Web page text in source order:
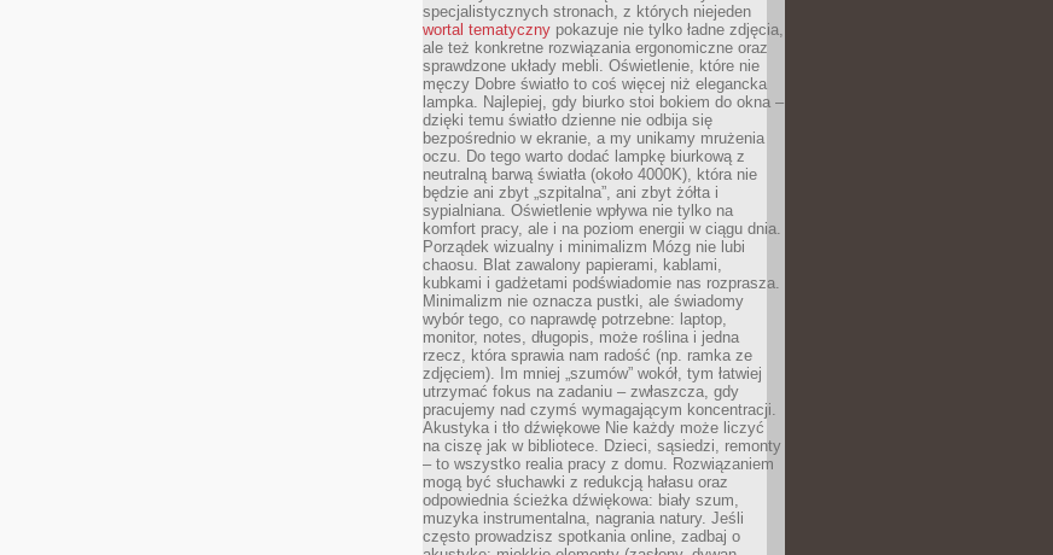
specjalistycznych stronach, z których niejeden
wortal tematyczny pokazuje nie tylko ładne zdjęcia,
ale też konkretne rozwiązania ergonomiczne oraz
sprawdzone układy mebli. Oświetlenie, które nie
męczy Dobre światło to coś więcej niż elegancka
lampka. Najlepiej, gdy biurko stoi bokiem do okna –
dzięki temu światło dzienne nie odbija się
bezpośrednio w ekranie, a my unikamy mrużenia
oczu. Do tego warto dodać lampkę biurkową z
neutralną barwą światła (około 4000K), która nie
będzie ani zbyt „szpitalna”, ani zbyt żółta i
sypialniana. Oświetlenie wpływa nie tylko na
komfort pracy, ale i na poziom energii w ciągu dnia.
Porządek wizualny i minimalizm Mózg nie lubi
chaosu. Blat zawalony papierami, kablami,
kubkami i gadżetami podświadomie nas rozprasza.
Minimalizm nie oznacza pustki, ale świadomy
wybór tego, co naprawdę potrzebne: laptop,
monitor, notes, długopis, może roślina i jedna
rzecz, która sprawia nam radość (np. ramka ze
zdjęciem). Im mniej „szumów” wokół, tym łatwiej
utrzymać fokus na zadaniu – zwłaszcza, gdy
pracujemy nad czymś wymagającym koncentracji.
Akustyka i tło dźwiękowe Nie każdy może liczyć
na ciszę jak w bibliotece. Dzieci, sąsiedzi, remonty
– to wszystko realia pracy z domu. Rozwiązaniem
mogą być słuchawki z redukcją hałasu oraz
odpowiednia ścieżka dźwiękowa: biały szum,
muzyka instrumentalna, nagrania natury. Jeśli
często prowadzisz spotkania online, zadbaj o